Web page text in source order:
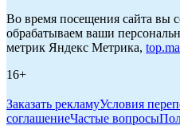
Во время посещения сайта вы
обрабатываем ваши
метрик Яндекс Метрика,
16+
Заказать рекламуУсловия
соглашениеЧастые вопросы